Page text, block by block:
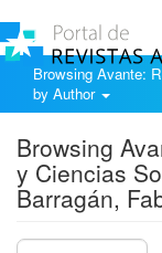
Browsing Avante:
by Author
Browsing
y Ciencias
Barragán,